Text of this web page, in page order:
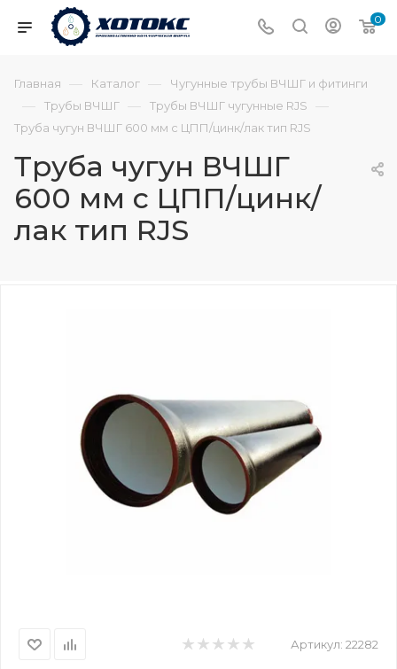
0
Главная — Каталог — Чугунные трубы ВЧШГ и фитинги
— Трубы ВЧШГ — Трубы ВЧШГ чугунные RJS —
Труба чугун ВЧШГ 600 мм с ЦПП/цинк/лак тип RJS
Труба чугун ВЧШГ
600 мм с ЦПП/цинк/
лак тип RJS
Артикул: 22282